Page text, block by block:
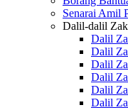
Senarai Amil
Dalil-dalil
Dalil
Dalil
Dalil
Dalil
Dalil
Dalil